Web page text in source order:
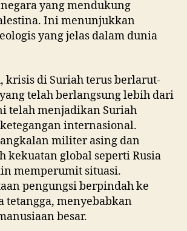
yang mendukung
Ini menunjukkan
yang jelas dalam dunia
krisis di Suriah terus berlarut-
telah berlangsung lebih dari
telah menjadikan Suriah
internasional.
militer asing dan
kekuatan global seperti Rusia
memperumit situasi.
pengungsi berpindah ke
tetangga, menyebabkan
besar.